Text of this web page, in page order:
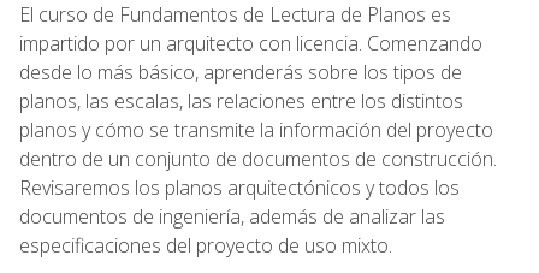
El curso de Fundamentos de Lectura de Planos es
impartido por un arquitecto con licencia. Comenzando
desde lo más básico, aprenderás sobre los tipos de
planos, las escalas, las relaciones entre los distintos
planos y cómo se transmite la información del proyecto
dentro de un conjunto de documentos de construcción.
Revisaremos los planos arquitectónicos y todos los
documentos de ingeniería, además de analizar las
especificaciones del proyecto de uso mixto.